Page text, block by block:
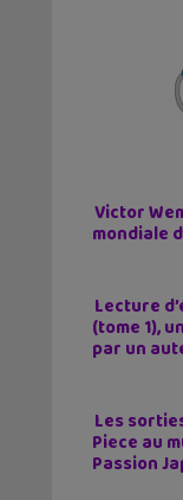
Victor
mondiale
Lecture
(tome 1),
par un
Les
Piece au
Passion